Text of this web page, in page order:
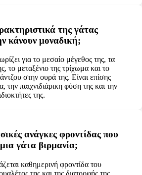
της γάτας
κάνουν μοναδική;
για το μεσαίο μέγεθος της, τα
το μεταξένιο της τρίχωμα και το
στην ουρά της. Είναι επίσης
την παιχνιδιάρικη φύση της και την
της.
ανάγκες φροντίδας που
γάτα βιρμανία;
καθημερινή φροντίδα του
της και της διατροφής της.